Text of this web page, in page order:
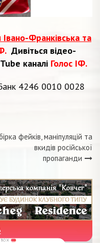
Івано-Франківська та
Дивіться відео-
каналі Голос ІФ.
4246 0010 0028
фейків, маніпуляцій та
вкидів російської
пропаганди